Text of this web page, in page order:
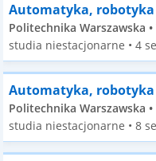
Automatyka,
Politechnika Warszawska
studia niestacjonarne • 4
Automatyka,
Politechnika Warszawska
studia niestacjonarne • 8